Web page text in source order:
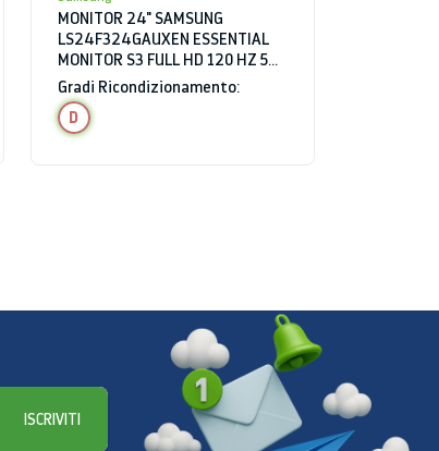
MONITOR 24" SAMSUNG
LS24F324GAUXEN ESSENTIAL
MONITOR S3 FULL HD 120 HZ 5
MS HDMI NERO
Gradi Ricondizionamento:
D
ISCRIVITI